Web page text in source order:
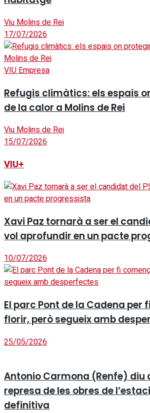
Viu Molins de Rei
17/07/2026
VIU Empresa
Refugis climàtics: els espais
de la calor a Molins de Rei
Viu Molins de Rei
15/07/2026
VIU+
Xavi Paz tornarà a ser el
vol aprofundir en un pacte
10/07/2026
El parc Pont de la Cadena per
florir, però segueix amb
25/05/2026
Antonio Carmona (Renfe) diu
represa de les obres de
definitiva